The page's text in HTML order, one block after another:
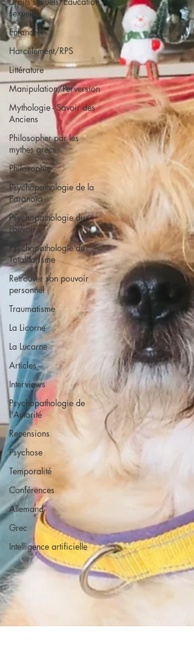
sexuelle
Enfance
Harcèlement/RPS
Littérature
Manipulation/Perversion
Mythologie - Savoir des
Anciens
Philosopher par les
mythes grecs
Philosophie
Psychopathologie de la
Paranoïa
Psychopathologie du
Pouvoir
Psychopathologie du
Totalitarisme
Retrouver son pouvoir
personnel
Traumatisme
La Licorne
La Lucarne
Articles
Interviews
Psychopathologie de
l'Autorité
Recensions
Psychose
Temporalité
Conférences
Allemand
Grec
Intelligence artificielle